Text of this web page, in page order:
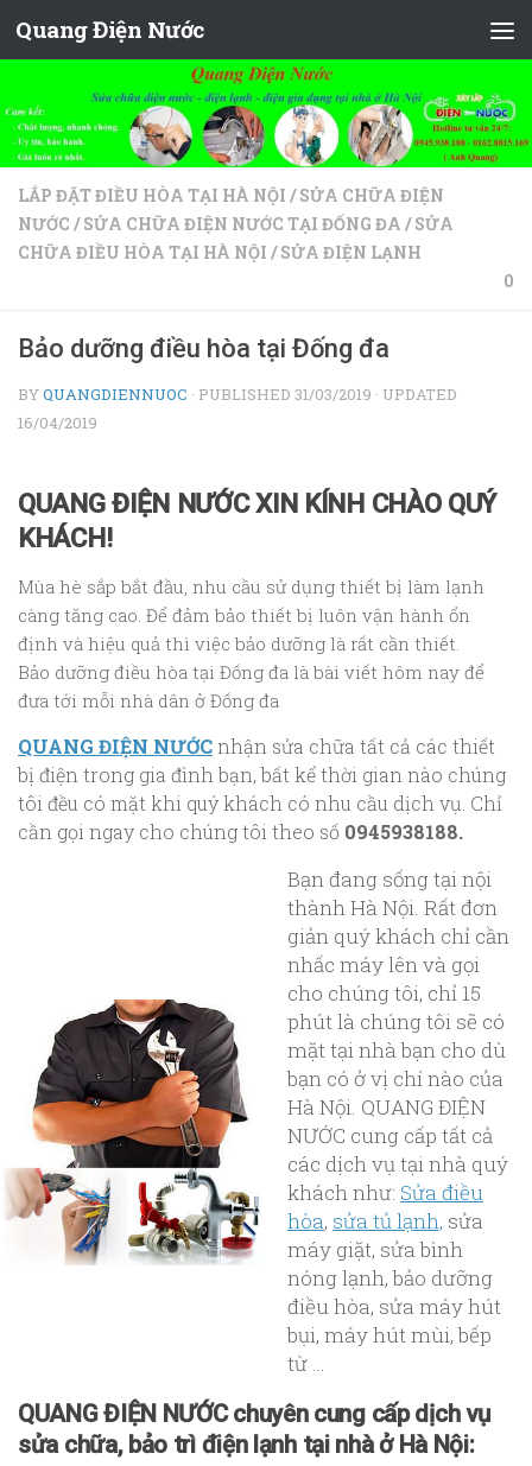
Skip to content
Quang Điện Nước
LẮP ĐẶT ĐIỀU HÒA TẠI HÀ NỘI / SỬA CHỮA ĐIỆN
NƯỚC / SỬA CHỮA ĐIỆN NƯỚC TẠI ĐỐNG ĐA / SỬA
CHỮA ĐIỀU HÒA TẠI HÀ NỘI / SỬA ĐIỆN LẠNH
0
Bảo dưỡng điều hòa tại Đống đa
BYQUANGDIENNUOC · PUBLISHED 31/03/2019 · UPDATED
16/04/2019
QUANG ĐIỆN NƯỚC XIN KÍNH CHÀO QUÝ
KHÁCH!
Mùa hè sắp bắt đầu, nhu cầu sử dụng thiết bị làm lạnh
càng tăng cao. Để đảm bảo thiết bị luôn vận hành ổn
định và hiệu quả thì việc bảo dưỡng là rất cần thiết.
Bảo dưỡng điều hòa tại Đống đa là bài viết hôm nay để
đưa tới mỗi nhà dân ở Đống đa
QUANG ĐIỆN NƯỚCnhận sửa chữa tất cả các thiết
bị điện trong gia đình bạn, bất kể thời gian nào chúng
tôi đều có mặt khi quý khách có nhu cầu dịch vụ. Chỉ
cần gọi ngay cho chúng tôi theo số 0945938188.
Bạn đang sống tại nội
thành Hà Nội. Rất đơn
giản quý khách chỉ cần
nhấc máy lên và gọi
cho chúng tôi, chỉ 15
phút là chúng tôi sẽ có
mặt tại nhà bạn cho dù
bạn có ở vị chí nào của
Hà Nội. QUANG ĐIỆN
NƯỚC cung cấp tất cả
các dịch vụ tại nhà quý
khách như: Sửa điều
hòa, sửa tủ lạnh, sửa
máy giặt, sửa bình
nóng lạnh, bảo dưỡng
điều hòa, sửa máy hút
bụi, máy hút mùi, bếp
từ …
QUANG ĐIỆN NƯỚC chuyên cung cấp dịch vụ
sửa chữa, bảo trì điện lạnh tại nhà ở Hà Nội: